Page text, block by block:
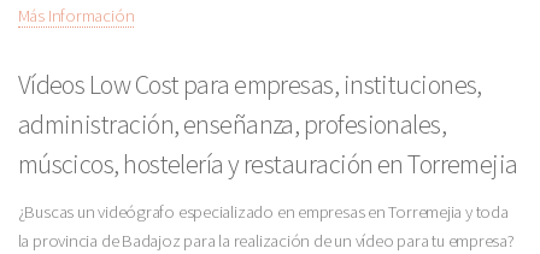
Más Información
Vídeos Low Cost para empresas, instituciones,
administración, enseñanza, profesionales,
múscicos, hostelería y restauración en Torremejia
¿Buscas un videógrafo especializado en empresas en Torremejia y toda
la provincia de Badajoz para la realización de un vídeo para tu empresa?